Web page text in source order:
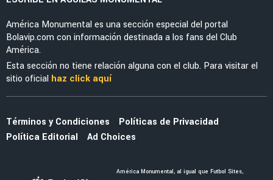
LEAGUES CUP 2026
Guillermo Almada destaca la evolución de
América tras la victoria ante San Diego FC